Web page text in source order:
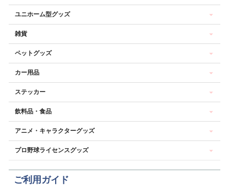
ユニホーム型グッズ
雑貨
ペットグッズ
カー用品
ステッカー
飲料品・食品
アニメ・キャラクターグッズ
プロ野球ライセンスグッズ
ご利用ガイド